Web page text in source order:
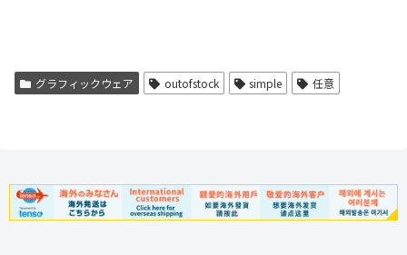
グラフィックウェア outofstock simple 任意